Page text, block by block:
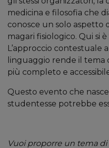
medicina e filosofia che
conosce un solo aspetto
magari fisiologico. Qui si
L’approccio contestuale
linguaggio rende il
più completo e
Questo evento che
studentesse potrebbe
Vuoi proporre un tema